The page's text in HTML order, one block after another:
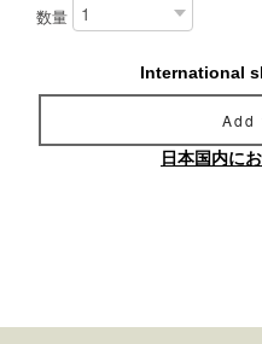
数量
International
Add
日本国内に